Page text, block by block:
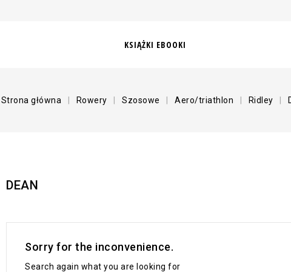
KSIĄŻKI EBOOKI
Strona główna Rowery Szosowe Aero/triathlon Ridley
DEAN
Sorry for the inconvenience.
Search again what you are looking for